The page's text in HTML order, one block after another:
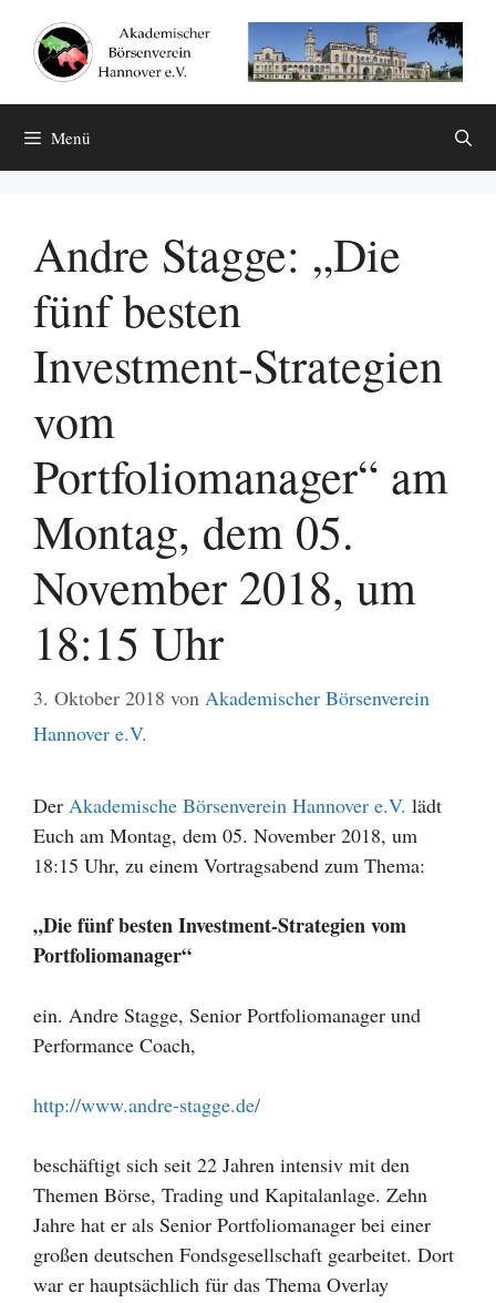
Inhalt
springen
Menü
Andre Stagge: „Die
fünf besten
Investment-Strategien
vom
Portfoliomanager“ am
Montag, dem 05.
November 2018, um
18:15 Uhr
3. Oktober 2018 von Akademischer Börsenverein
Hannover e.V.
Der Akademische Börsenverein Hannover e.V. lädt
Euch am Montag, dem 05. November 2018, um
18:15 Uhr, zu einem Vortragsabend zum Thema:
„Die fünf besten Investment-Strategien vom
Portfoliomanager“
ein. Andre Stagge, Senior Portfoliomanager und
Performance Coach,
http://www.andre-stagge.de/
beschäftigt sich seit 22 Jahren intensiv mit den
Themen Börse, Trading und Kapitalanlage. Zehn
Jahre hat er als Senior Portfoliomanager bei einer
großen deutschen Fondsgesellschaft gearbeitet. Dort
war er hauptsächlich für das Thema Overlay